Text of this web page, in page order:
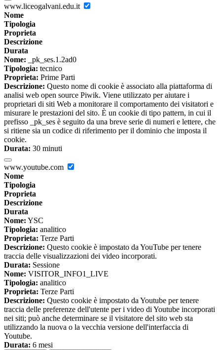
www.liceogalvani.edu.it
Nome
Tipologia
Proprieta
Descrizione
Durata
Nome: _pk_ses.1.2ad0
Tipologia: tecnico
Proprieta: Prime Parti
Descrizione: Questo nome di cookie è associato alla piattaforma di
analisi web open source Piwik. Viene utilizzato per aiutare i
proprietari di siti Web a monitorare il comportamento dei visitatori e
misurare le prestazioni del sito. È un cookie di tipo pattern, in cui il
prefisso _pk_ses è seguito da una breve serie di numeri e lettere, che
si ritiene sia un codice di riferimento per il dominio che imposta il
cookie.
Durata: 30 minuti
www.youtube.com
Nome
Tipologia
Proprieta
Descrizione
Durata
Nome: YSC
Tipologia: analitico
Proprieta: Terze Parti
Descrizione: Questo cookie è impostato da YouTube per tenere
traccia delle visualizzazioni dei video incorporati.
Durata: Sessione
Nome: VISITOR_INFO1_LIVE
Tipologia: analitico
Proprieta: Terze Parti
Descrizione: Questo cookie è impostato da Youtube per tenere
traccia delle preferenze dell'utente per i video di Youtube incorporati
nei siti; può anche determinare se il visitatore del sito web sta
utilizzando la nuova o la vecchia versione dell'interfaccia di
Youtube.
Durata: 6 mesi